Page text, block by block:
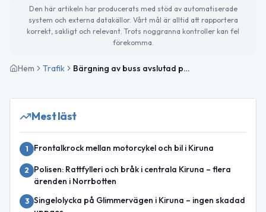
Den här artikeln har producerats med stöd av automatiserade
system och externa datakällor. Vårt mål är alltid att rapportera
korrekt, sakligt och relevant. Trots noggranna kontroller kan fel
förekomma.
Hem Trafik Bärgning av buss avslutad på E10 mellan Rensjön och Torneträsk
Mest läst
1 Frontalkrock mellan motorcykel och bil i Kiruna
2
Polisen: Rattfylleri och bråk i centrala Kiruna – flera
ärenden i Norrbotten
3 Singelolycka på Glimmervägen i Kiruna – ingen skadad